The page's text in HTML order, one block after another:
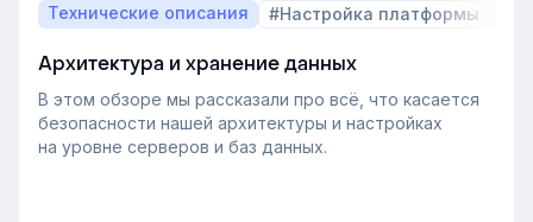
Технические описания #Настройка платформы
Архитектура и хранение данных
В этом обзоре мы рассказали про всё, что касается
безопасности нашей архитектуры и настройках
на уровне серверов и баз данных.